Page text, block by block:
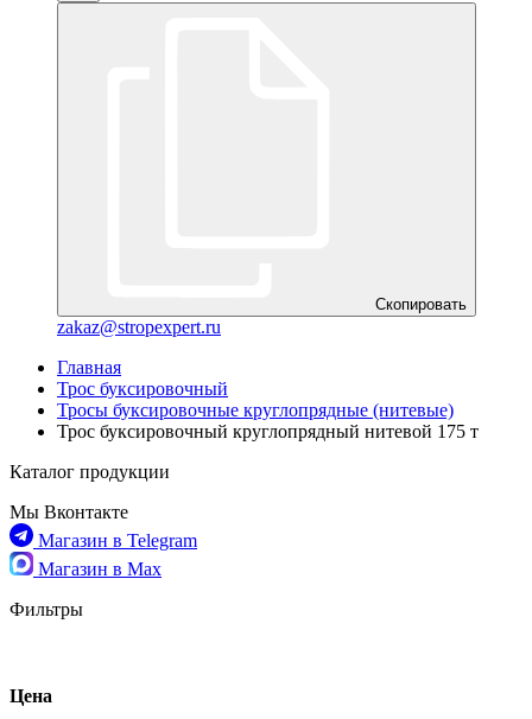
Скопировать
zakaz@stropexpert.ru
Главная
Трос буксировочный
Тросы буксировочные круглопрядные (нитевые)
Трос буксировочный круглопрядный нитевой 175 т
Каталог продукции
Мы Вконтакте
Магазин в Telegram
Магазин в Max
Фильтры
Цена